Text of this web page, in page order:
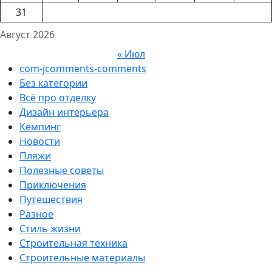
Август 2026
31
« Июл
com-jcomments-comments
Без категории
Всё про отделку
Дизайн интерьера
Кемпинг
Новости
Пляжи
Полезные советы
Приключения
Путешествия
Разное
Стиль жизни
Строительная техника
Строительные материалы